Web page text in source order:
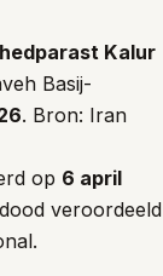
Kalur
Basij-
. Bron: Iran
op 6 april
veroordeeld
.